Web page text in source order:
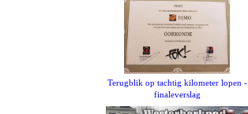
Terugblik op tachtig kilometer lopen -
finaleverslag